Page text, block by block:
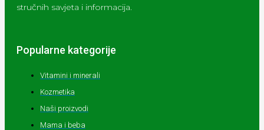
stručnih savjeta i informacija.
Popularne kategorije
Vitamini i minerali
Kozmetika
Naši proizvodi
Mama i beba